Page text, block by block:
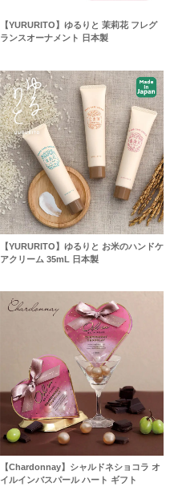
【YURURITO】ゆるりと 茉莉花 フレグ
ランスオーナメント 日本製
【YURURITO】ゆるりと お米のハンドケ
アクリーム 35mL 日本製
【Chardonnay】シャルドネショコラ オ
イルインバスパール ハート ギフト